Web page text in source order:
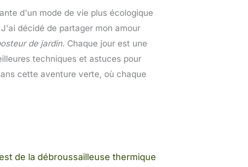
d'un mode de vie plus écologique
décidé de partager mon amour
de jardin. Chaque jour est une
techniques et astuces pour
cette aventure verte, où chaque
de la débroussailleuse thermique